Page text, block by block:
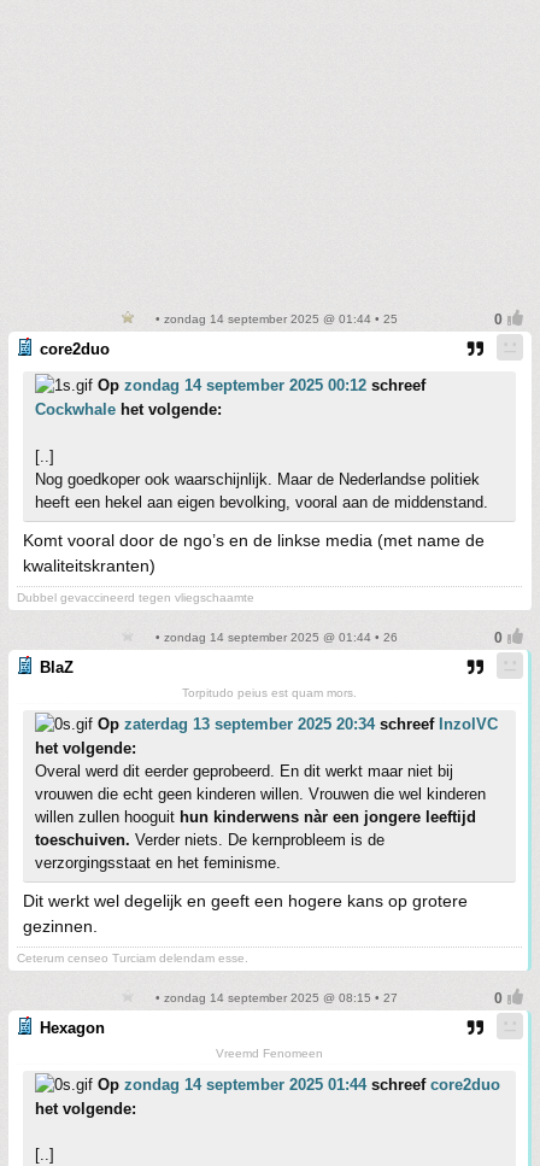
• zondag 14 september 2025 @ 01:44 • 25
core2duo
Op zondag 14 september 2025 00:12 schreef
Cockwhale het volgende:
[..]
Nog goedkoper ook waarschijnlijk. Maar de Nederlandse politiek
heeft een hekel aan eigen bevolking, vooral aan de middenstand.
Komt vooral door de ngo’s en de linkse media (met name de
kwaliteitskranten)
Dubbel gevaccineerd tegen vliegschaamte
• zondag 14 september 2025 @ 01:44 • 26
BlaZ
Torpitudo peius est quam mors.
Op zaterdag 13 september 2025 20:34schreef InzolVC
het volgende:
Overal werd dit eerder geprobeerd. En dit werkt maar niet bij
vrouwen die echt geen kinderen willen. Vrouwen die wel kinderen
willen zullen hooguit hun kinderwens nàr een jongere leeftijd
toeschuiven. Verder niets. De kernprobleem is de
verzorgingsstaat en het feminisme.
Dit werkt wel degelijk en geeft een hogere kans op grotere
gezinnen.
Ceterum censeo Turciam delendam esse.
• zondag 14 september 2025 @ 08:15 • 27
Hexagon
Vreemd Fenomeen
Op zondag 14 september 2025 01:44schreef core2duo
het volgende:
[..]